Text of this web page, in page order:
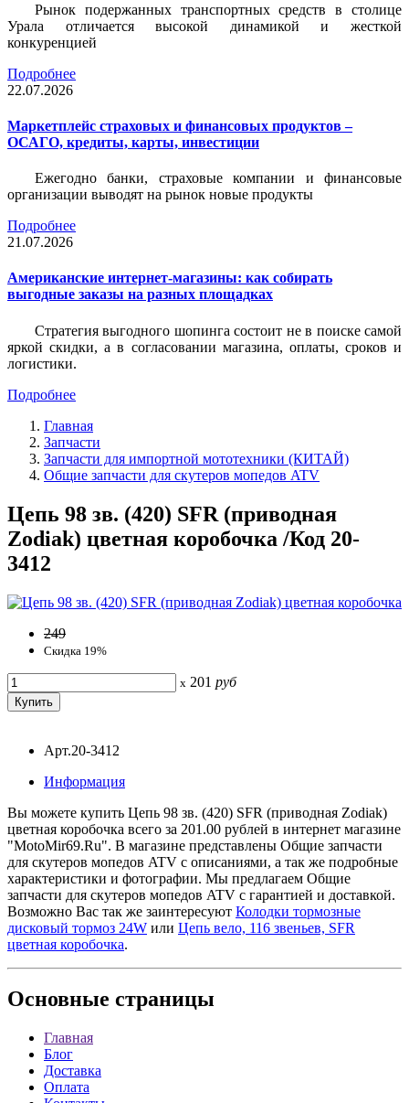
Рынок подержанных транспортных средств в столице
Урала отличается высокой динамикой и жесткой
конкуренцией
Подробнее
22.07.2026
Маркетплейс страховых и финансовых продуктов –
ОСАГО, кредиты, карты, инвестиции
Ежегодно банки, страховые компании и финансовые
организации выводят на рынок новые продукты
Подробнее
21.07.2026
Американские интернет-магазины: как собирать
выгодные заказы на разных площадках
Стратегия выгодного шопинга состоит не в поиске самой
яркой скидки, а в согласовании магазина, оплаты, сроков и
логистики.
Подробнее
Главная
Запчасти
Запчасти для импортной мототехники (КИТАЙ)
Общие запчасти для скутеров мопедов ATV
Цепь 98 зв. (420) SFR (приводная
Zodiak) цветная коробочка /Код 20-
3412
249
Скидка 19%
x 201 руб
Арт.20-3412
Информация
Вы можете купить Цепь 98 зв. (420) SFR (приводная Zodiak)
цветная коробочка всего за 201.00 рублей в интернет магазине
"MotoMir69.Ru". В магазине представлены Общие запчасти
для скутеров мопедов ATV с описаниями, а так же подробные
характеристики и фотографии. Мы предлагаем Общие
запчасти для скутеров мопедов ATV с гарантией и доставкой.
Возможно Вас так же заинтересуют Колодки тормозные
дисковый тормоз 24W или Цепь вело, 116 звеньев, SFR
цветная коробочка.
Основные страницы
Главная
Блог
Доставка
Оплата